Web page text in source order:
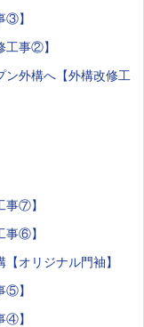
③】
工事②】
ン外構へ【外構改修工
事⑦】
事⑥】
オリジナル門袖】
⑤】
④】